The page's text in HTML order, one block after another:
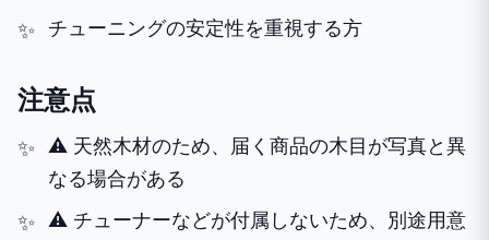
チューニングの安定性を重視する方
注意点
⚠️ 天然木材のため、届く商品の木目が写真と異
なる場合がある
⚠️ チューナーなどが付属しないため、別途用意